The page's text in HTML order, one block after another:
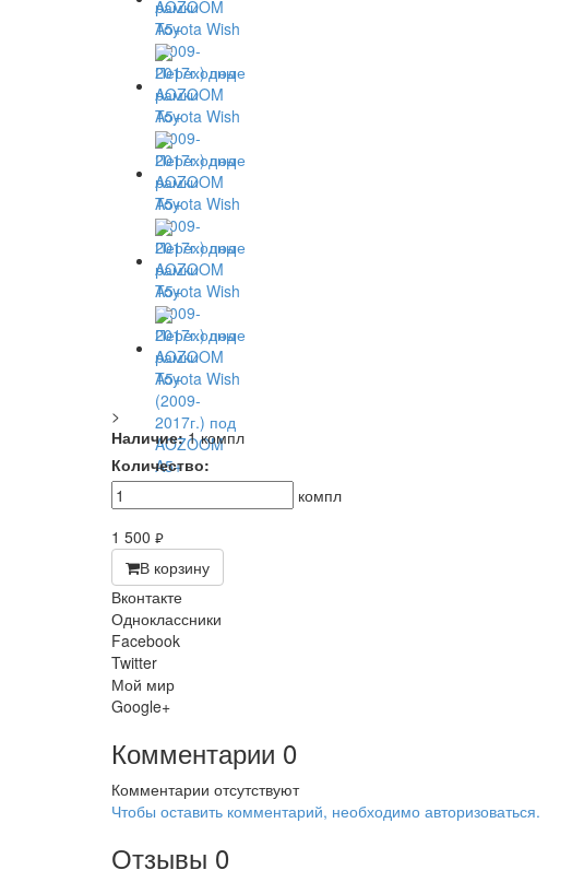
>
Наличие: 1 компл
Количество:
компл
1 500 руб.
В корзину
Вконтакте
Одноклассники
Facebook
Twitter
Мой мир
Google+
Комментарии 0
Комментарии отсутствуют
Чтобы оставить комментарий, необходимо авторизоваться.
Отзывы 0